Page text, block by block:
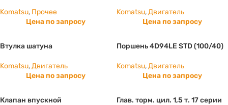
Komatsu, Прочее
Цена по запросу
Komatsu,Двигатель
Цена по запросу
Втулка шатуна
Komatsu,Двигатель
Цена по запросу
Поршень 4D94LE STD (100/40)
Komatsu,Двигатель
Цена по запросу
Клапан впускной Глав. торм. цил. 1,5 т. 17 серии